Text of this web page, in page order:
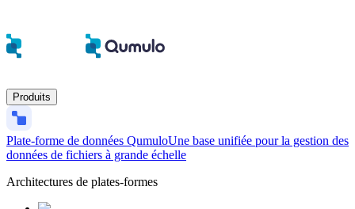
Produits
Plate-forme de données QumuloUne base unifiée pour la gestion des
données de fichiers à grande échelle
Architectures de plates-formes